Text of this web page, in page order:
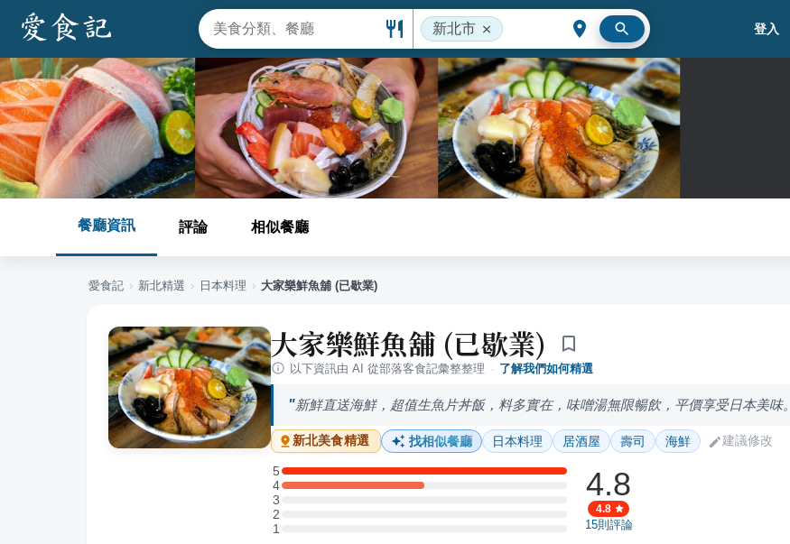
新北市 登入
餐廳資訊 評論 相似餐廳
愛食記 › 新北精選 › 日本料理 › 大家樂鮮魚舖 (已歇業)
大家樂鮮魚舖 (已歇業)
以下資訊由 AI 從部落客食記彙整整理 · 了解我們如何精選
新鮮直送海鮮，超值生魚片丼飯，料多實在，味噌湯無限暢飲，平價享受日本美味。
新北美食精選 找相似餐廳 日本料理 居酒屋 壽司 海鮮 建議修改
5
5 星：4 則評論
4
4 星：2 則評論
3
3 星：0 則評論
2
2 星：0 則評論
11 星：0 則評論
4.8
4.8
15則評論